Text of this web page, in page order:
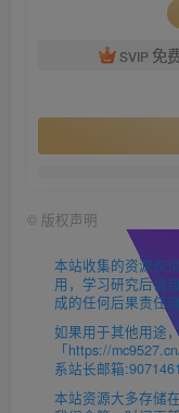
SVIP 免
© 版权声明
本站收集的资源仅
用，学习研究后请
成的任何后果责任自
如果用于其他用途
「https://
系站长邮箱
本站资源大多存储